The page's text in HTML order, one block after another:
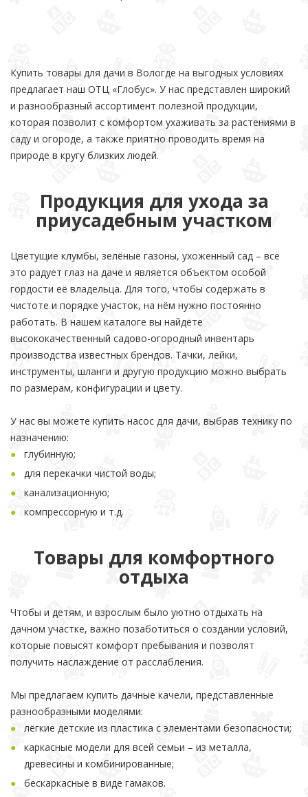
Купить товары для дачи в Вологде на выгодных условиях
предлагает наш ОТЦ «Глобус». У нас представлен широкий
и разнообразный ассортимент полезной продукции,
которая позволит с комфортом ухаживать за растениями в
саду и огороде, а также приятно проводить время на
природе в кругу близких людей.
Продукция для ухода за
приусадебным участком
Цветущие клумбы, зелёные газоны, ухоженный сад – всё
это радует глаз на даче и является объектом особой
гордости её владельца. Для того, чтобы содержать в
чистоте и порядке участок, на нём нужно постоянно
работать. В нашем каталоге вы найдёте
высококачественный садово-огородный инвентарь
производства известных брендов. Тачки, лейки,
инструменты, шланги и другую продукцию можно выбрать
по размерам, конфигурации и цвету.
У нас вы можете купить насос для дачи, выбрав технику по
назначению:
глубинную;
для перекачки чистой воды;
канализационную;
компрессорную и т.д.
Товары для комфортного
отдыха
Чтобы и детям, и взрослым было уютно отдыхать на
дачном участке, важно позаботиться о создании условий,
которые повысят комфорт пребывания и позволят
получить наслаждение от расслабления.
Мы предлагаем купить дачные качели, представленные
разнообразными моделями:
лёгкие детские из пластика с элементами безопасности;
каркасные модели для всей семьи – из металла,
древесины и комбинированные;
бескаркасные в виде гамаков.